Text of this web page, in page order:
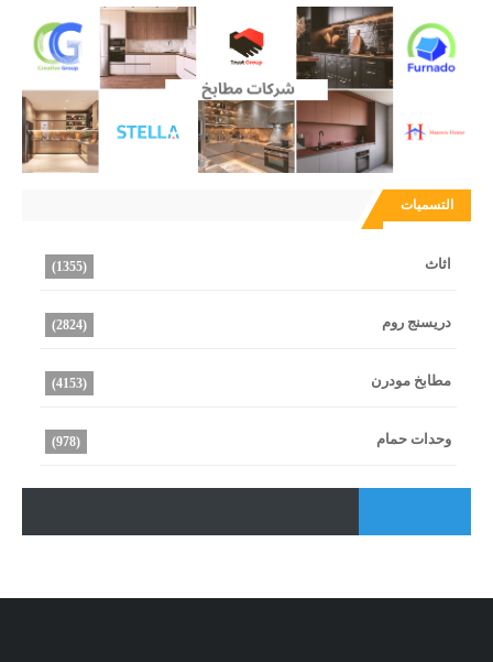
التسميات
اثاث (1355)
دريسنج روم (2824)
مطابخ مودرن (4153)
وحدات حمام (978)